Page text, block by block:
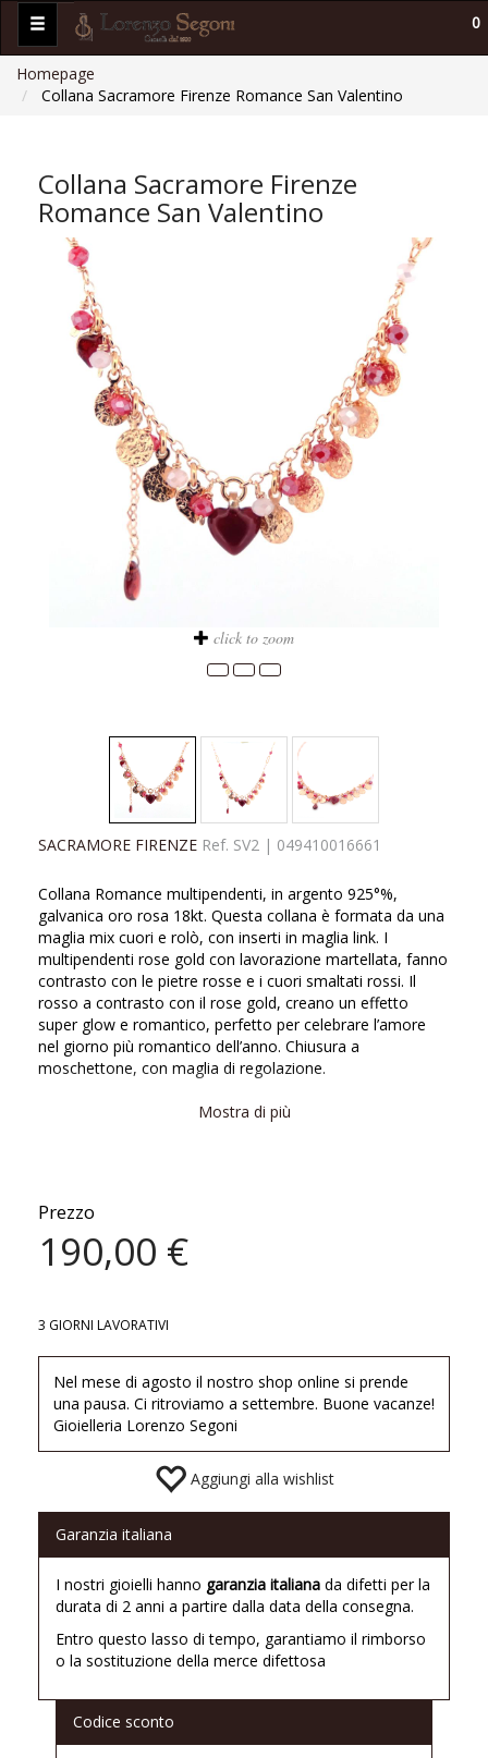
0
Homepage
Collana Sacramore Firenze Romance San Valentino
Collana Sacramore Firenze
Romance San Valentino
click to zoom
SACRAMORE FIRENZE Ref. SV2 | 049410016661
Collana Romance multipendenti, in argento 925°%,
galvanica oro rosa 18kt. Questa collana è formata da una
maglia mix cuori e rolò, con inserti in maglia link. I
multipendenti rose gold con lavorazione martellata, fanno
contrasto con le pietre rosse e i cuori smaltati rossi. Il
rosso a contrasto con il rose gold, creano un effetto
super glow e romantico, perfetto per celebrare l’amore
nel giorno più romantico dell’anno. Chiusura a
moschettone, con maglia di regolazione.
pregiati, passione e lavoro artigianale. Ogni gioiello è
pensato con il cuore, ci prendiamo cura di ogni dettaglio,
ogni progetto è unico perchè completamente fatto a
Mostra di più
Prezzo
190,00 €
3 GIORNI LAVORATIVI
Nel mese di agosto il nostro shop online si prende
una pausa. Ci ritroviamo a settembre. Buone vacanze!
Gioielleria Lorenzo Segoni
Aggiungi alla wishlist
Garanzia italiana
I nostri gioielli hanno garanzia italiana da difetti per la
durata di 2 anni a partire dalla data della consegna.
Entro questo lasso di tempo, garantiamo il rimborso
o la sostituzione della merce difettosa
Codice sconto